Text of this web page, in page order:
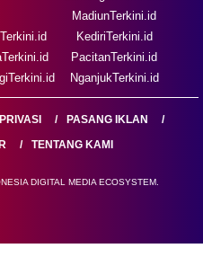
MadiunTerkini.id
KediriTerkini.id
PacitanTerkini.id
NganjukTerkini.id
PASANG IKLAN
TENTANG KAMI
DIGITAL MEDIA ECOSYSTEM.